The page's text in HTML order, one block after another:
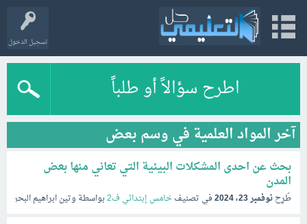
تسجيل الدخول
اطرح سؤالاً أو طلباً
آخر المواد العلمية في وسم بعض
بحث عن احدى المشكلات البيئية التي تعاني منها بعض
المدن
طُرِحنوفمبر 23، 2024 في تصنيفخامس إبتدائي ف2 بواسطة وتين ابراهيم البحري